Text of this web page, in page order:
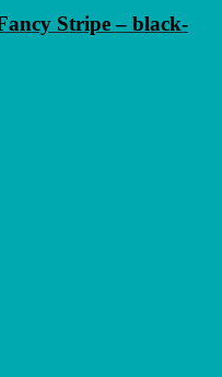
Stripe – black-